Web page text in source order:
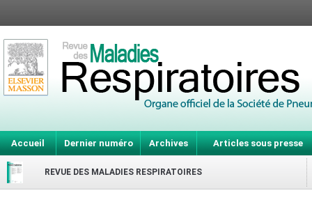
Accueil Dernier numéro Archives Articles sous presse
REVUE DES MALADIES RESPIRATOIRES